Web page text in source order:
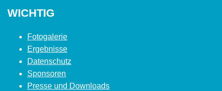
WICHTIG
Fotogalerie
Ergebnisse
Datenschutz
Sponsoren
Presse und Downloads